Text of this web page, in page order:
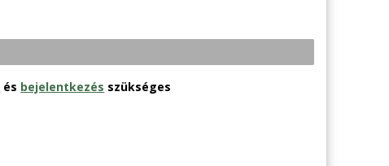
és bejelentkezés szükséges